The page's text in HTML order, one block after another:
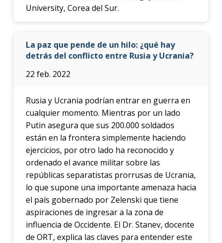
University, Corea del Sur.
La paz que pende de un hilo: ¿qué hay
detrás del conflicto entre Rusia y Ucrania?
22 feb. 2022
Rusia y Ucrania podrían entrar en guerra en
cualquier momento. Mientras por un lado
Putin asegura que sus 200.000 soldados
están en la frontera simplemente haciendo
ejercicios, por otro lado ha reconocido y
ordenado el avance militar sobre las
repúblicas separatistas prorrusas de Ucrania,
lo que supone una importante amenaza hacia
el país gobernado por Zelenski que tiene
aspiraciones de ingresar a la zona de
influencia de Occidente. El Dr. Stanev, docente
de ORT, explica las claves para entender este